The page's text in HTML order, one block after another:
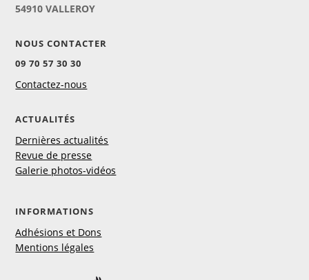
54910 VALLEROY
NOUS CONTACTER
09 70 57 30 30
Contactez-nous
ACTUALITÉS
Dernières actualités
Revue de presse
Galerie photos-vidéos
INFORMATIONS
Adhésions et Dons
Mentions légales